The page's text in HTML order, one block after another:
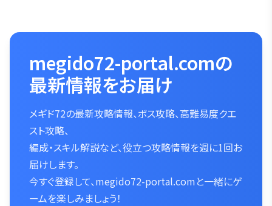
megido72-portal.comの
最新情報をお届け
メギド72の最新攻略情報、ボス攻略、高難易度クエ
スト攻略、
編成・スキル解説など、役立つ攻略情報を週に1回お
届けします。
今すぐ登録して、megido72-portal.comと一緒にゲ
ームを楽しみましょう！